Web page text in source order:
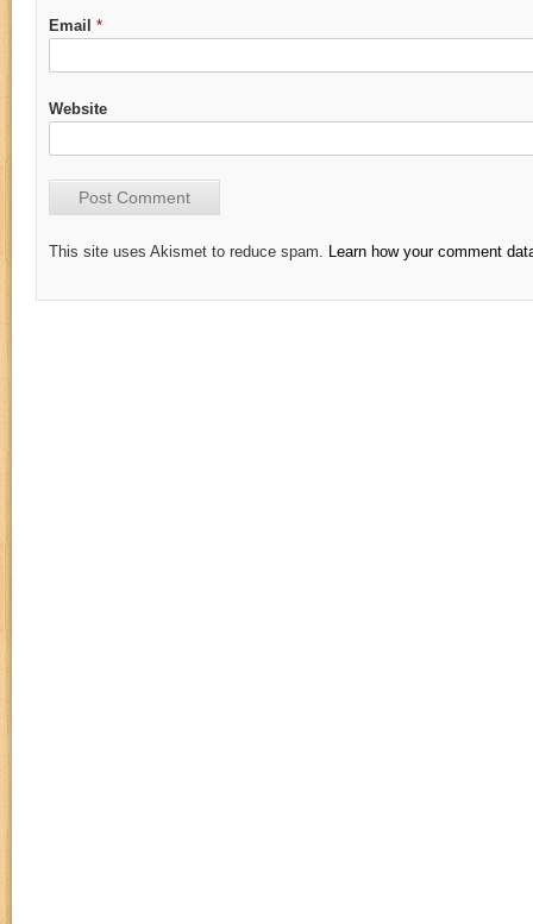
Email *
Website
This site uses Akismet to reduce spam. Learn how your comment